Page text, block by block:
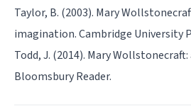
Taylor, B. (2003). Mary
imagination. Cambridge University
Todd, J. (2014). Mary
Bloomsbury Reader.